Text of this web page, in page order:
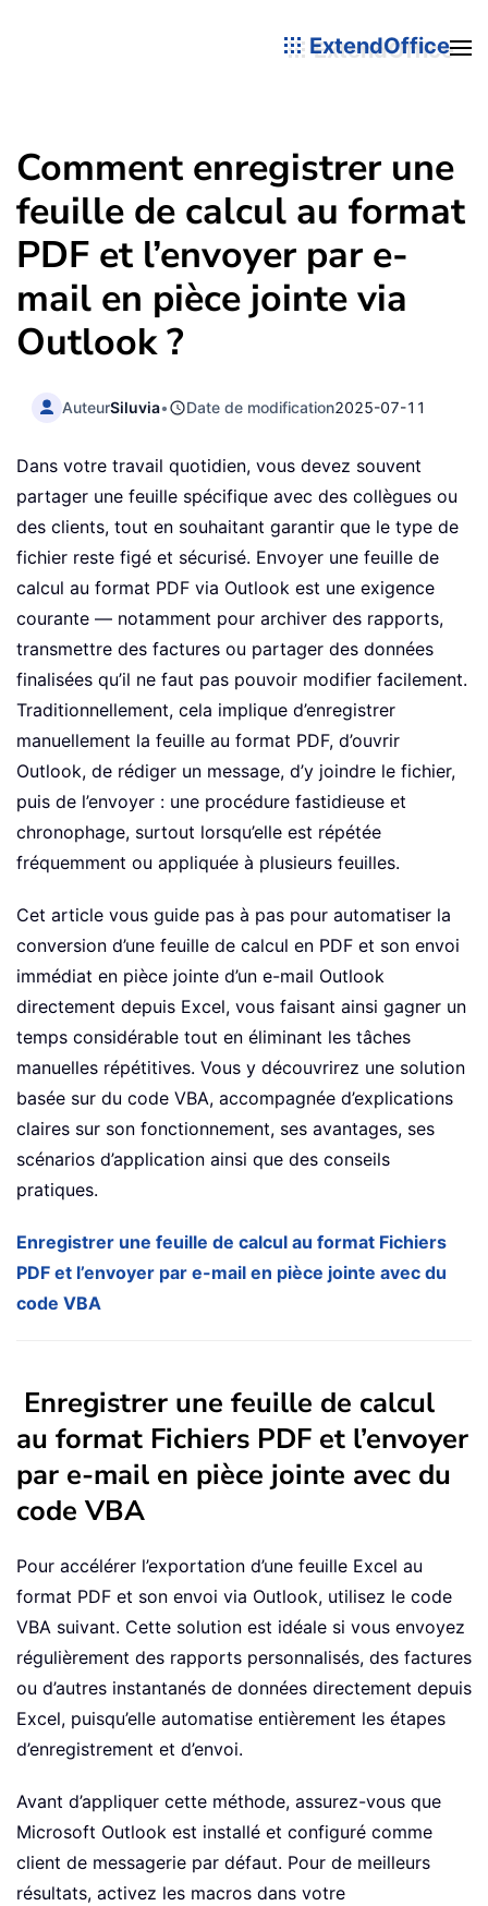
ExtendOffice
Comment enregistrer une
feuille de calcul au format
PDF et l’envoyer par e-
mail en pièce jointe via
Outlook ?
AuteurSiluvia• Date de modification2025-07-11
Dans votre travail quotidien, vous devez souvent
partager une feuille spécifique avec des collègues ou
des clients, tout en souhaitant garantir que le type de
fichier reste figé et sécurisé. Envoyer une feuille de
calcul au format PDF via Outlook est une exigence
courante — notamment pour archiver des rapports,
transmettre des factures ou partager des données
finalisées qu’il ne faut pas pouvoir modifier facilement.
Traditionnellement, cela implique d’enregistrer
manuellement la feuille au format PDF, d’ouvrir
Outlook, de rédiger un message, d’y joindre le fichier,
puis de l’envoyer : une procédure fastidieuse et
chronophage, surtout lorsqu’elle est répétée
fréquemment ou appliquée à plusieurs feuilles.
Cet article vous guide pas à pas pour automatiser la
conversion d’une feuille de calcul en PDF et son envoi
immédiat en pièce jointe d’un e-mail Outlook
directement depuis Excel, vous faisant ainsi gagner un
temps considérable tout en éliminant les tâches
manuelles répétitives. Vous y découvrirez une solution
basée sur du code VBA, accompagnée d’explications
claires sur son fonctionnement, ses avantages, ses
scénarios d’application ainsi que des conseils
pratiques.
Enregistrer une feuille de calcul au format Fichiers
PDF et l’envoyer par e-mail en pièce jointe avec du
code VBA
Enregistrer une feuille de calcul
au format Fichiers PDF et l’envoyer
par e-mail en pièce jointe avec du
code VBA
Pour accélérer l’exportation d’une feuille Excel au
format PDF et son envoi via Outlook, utilisez le code
VBA suivant. Cette solution est idéale si vous envoyez
régulièrement des rapports personnalisés, des factures
ou d’autres instantanés de données directement depuis
Excel, puisqu’elle automatise entièrement les étapes
d’enregistrement et d’envoi.
Avant d’appliquer cette méthode, assurez-vous que
Microsoft Outlook est installé et configuré comme
client de messagerie par défaut. Pour de meilleurs
résultats, activez les macros dans votre